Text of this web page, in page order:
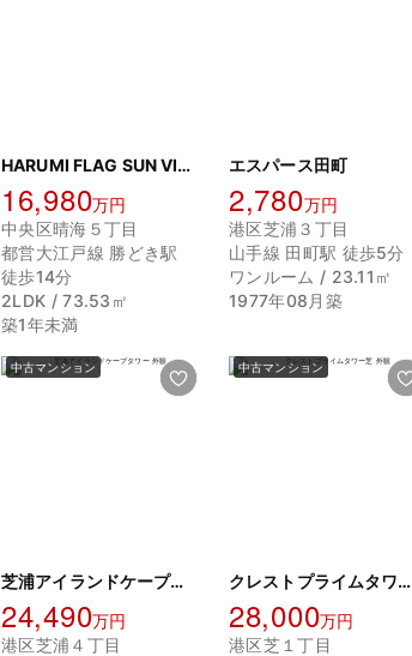
HARUMI FLAG SUN VILLAGE T棟
16,980万円
中央区晴海５丁目
都営大江戸線 勝どき駅
徒歩14分
2LDK / 73.53㎡
築1年未満
エスパース田町
2,780万円
港区芝浦３丁目
山手線 田町駅 徒歩5分
ワンルーム / 23.11㎡
1977年08月築
中古マンション
芝浦アイランドケープタワー
24,490万円
港区芝浦４丁目
中古マンション
クレストプライムタワー芝
28,000万円
港区芝１丁目